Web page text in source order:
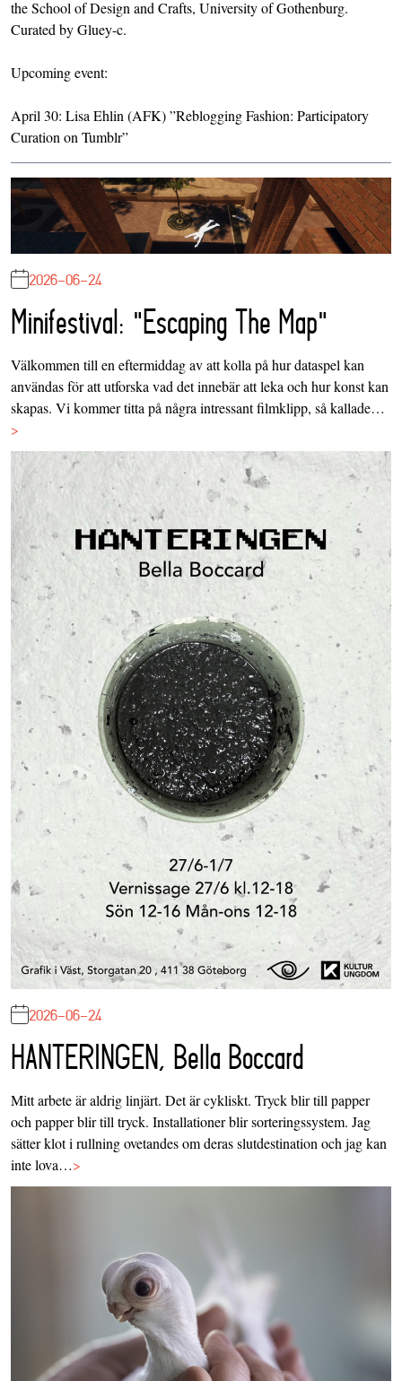
the School of Design and Crafts, University of Gothenburg.
Curated by Gluey-c.
Upcoming event:
April 30: Lisa Ehlin (AFK) ”Reblogging Fashion: Participatory
Curation on Tumblr”
2026-06-24
Minifestival: "Escaping The Map"
Välkommen till en eftermiddag av att kolla på hur dataspel kan
användas för att utforska vad det innebär att leka och hur konst kan
skapas. Vi kommer titta på några intressant filmklipp, så kallade…
>
2026-06-24
HANTERINGEN, Bella Boccard
Mitt arbete är aldrig linjärt. Det är cykliskt. Tryck blir till papper
och papper blir till tryck. Installationer blir sorteringssystem. Jag
sätter klot i rullning ovetandes om deras slutdestination och jag kan
inte lova…>